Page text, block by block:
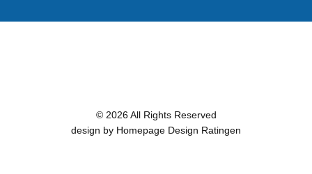
© 2026 All Rights Reserved
design by Homepage Design Ratingen